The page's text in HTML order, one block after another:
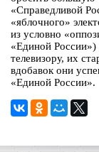
«Справедливой
«яблочного»
из условно
«Единой
телевизору, их
вдобавок они
«Единой России».